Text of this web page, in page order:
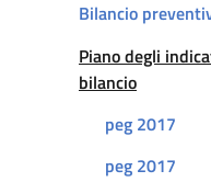
Bilancio
Piano degli
bilancio
Attivo
peg 2017
peg 2017